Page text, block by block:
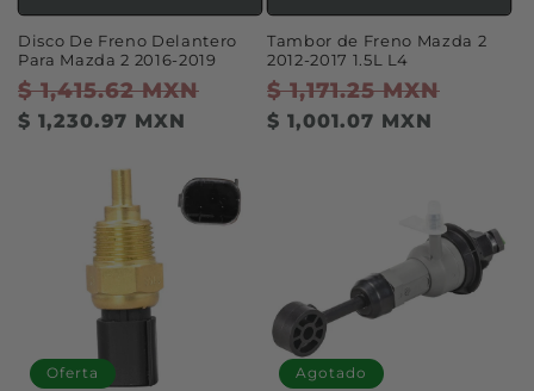
Disco De Freno Delantero
Para Mazda 2 2016-2019
Precio
habitual
$ 1,415.62 MXN
Precio
$ 1,230.97 MXN
Tambor de Freno Mazda 2
2012-2017 1.5L L4
Precio
habitual
$ 1,171.25 MXN
$ 1,001.07 MXN
Oferta Agotado